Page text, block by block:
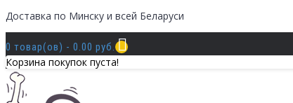
Доставка по Минску и всей Беларуси
0 товар(ов) - 0.00 руб.
Корзина покупок пуста!